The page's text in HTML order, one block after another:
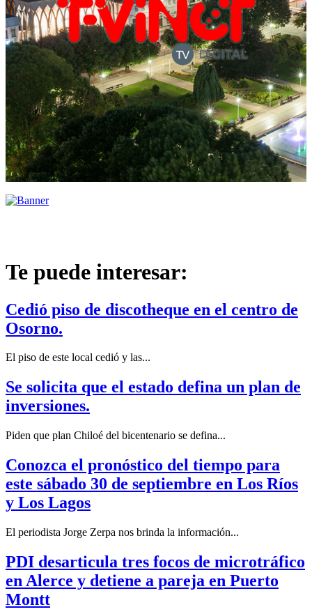
Te puede interesar:
Cedió piso de discotheque en el centro de
Osorno.
El piso de este local cedió y las...
Se solicita que el estado defina un plan de
inversiones.
Piden que plan Chiloé del bicentenario se defina...
Conozca el pronóstico del tiempo para
este sábado 30 de septiembre en Los Ríos
y Los Lagos
El periodista Jorge Zerpa nos brinda la información...
PDI desarticula tres focos de microtráfico
en Alerce y detiene a pareja en Puerto
Montt